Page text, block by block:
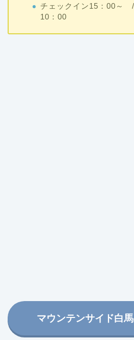
チェックイン15：00～
10：00
マウンテンサイド白